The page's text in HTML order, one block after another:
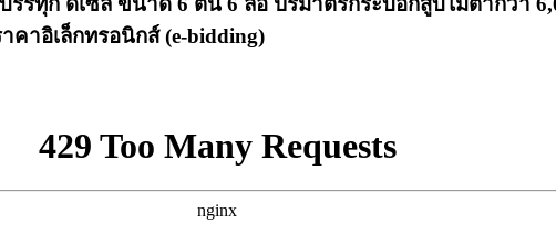
าอิเล็กทรอนิกส์ (e-bidding)